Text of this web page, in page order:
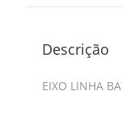
Descrição
EIXO LINHA